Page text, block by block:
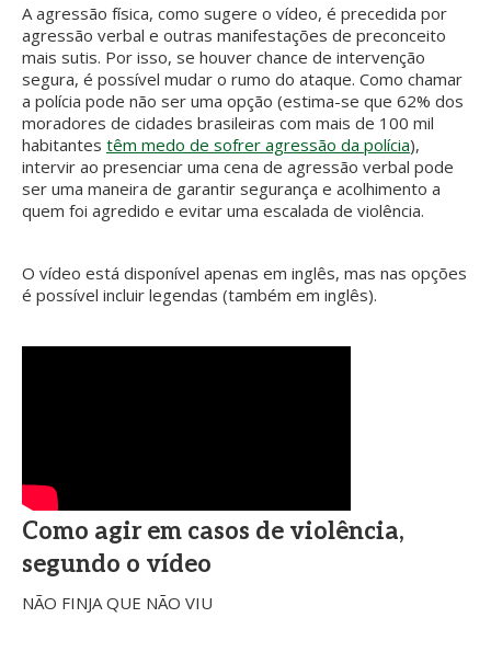
A agressão física, como sugere o vídeo, é precedida por
agressão verbal e outras manifestações de preconceito
mais sutis. Por isso, se houver chance de intervenção
segura, é possível mudar o rumo do ataque. Como chamar
a polícia pode não ser uma opção (estima-se que 62% dos
moradores de cidades brasileiras com mais de 100 mil
habitantes têm medo de sofrer agressão da polícia),
intervir ao presenciar uma cena de agressão verbal pode
ser uma maneira de garantir segurança e acolhimento a
quem foi agredido e evitar uma escalada de violência.
O vídeo está disponível apenas em inglês, mas nas opções
é possível incluir legendas (também em inglês).
Como agir em casos de violência,
segundo o vídeo
NÃO FINJA QUE NÃO VIU